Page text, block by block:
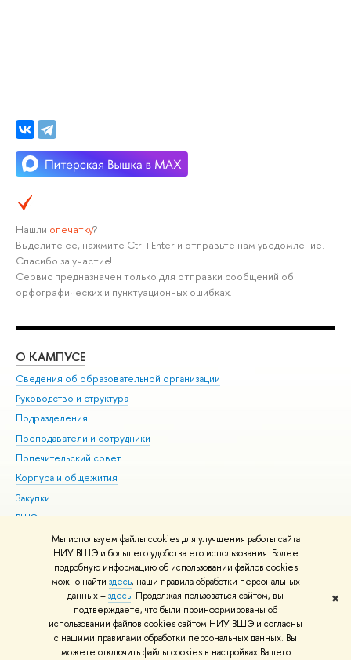
Мы используем файлы cookies для улучшения работы сайта
НИУ ВШЭ и большего удобства его использования. Более
подробную информацию об использовании файлов cookies
можно найти здесь, наши правила обработки персональных
данных –здесь. Продолжая пользоваться сайтом, вы
подтверждаете, что были проинформированы об
использовании файлов cookies сайтом НИУ ВШЭ и согласны
с нашими правилами обработки персональных данных. Вы
можете отключить файлы cookies в настройках Вашего
✖
Нашли опечатку?
Выделите её, нажмите Ctrl+Enter и отправьте нам уведомление.
Спасибо за участие!
Сервис предназначен только для отправки сообщений об
орфографических и пунктуационных ошибках.
О КАМПУСЕ
Сведения об образовательной организации
Руководство и структура
Подразделения
Преподаватели и сотрудники
Попечительский совет
Корпуса и общежития
Закупки
ВШЭ для студентов с ограниченными возможностями
здоровья и инвалидностью
Версия для слабовидящих
Единая платежная страница
© НИУ ВШЭ 1993–2026 Адреса и контакты Условия использования
материалов Политика конфиденциальности Карта сайта
Шрифты HSE Sans и HSE Slab разработаны вШколе дизайна НИУ ВШЭ